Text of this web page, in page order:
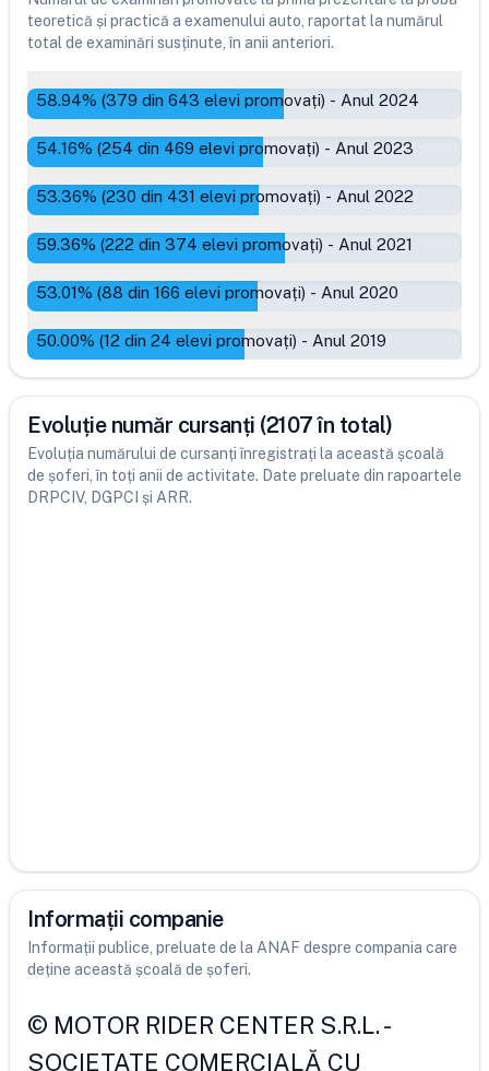
teoretică și practică a examenului auto, raportat la numărul
total de examinări susținute, în anii anteriori.
58.94% (379 din 643 elevi promovați) - Anul 2024
54.16% (254 din 469 elevi promovați) - Anul 2023
53.36% (230 din 431 elevi promovați) - Anul 2022
59.36% (222 din 374 elevi promovați) - Anul 2021
53.01% (88 din 166 elevi promovați) - Anul 2020
50.00% (12 din 24 elevi promovați) - Anul 2019
Evoluție număr cursanți (2107 în total)
Evoluția numărului de cursanți înregistrați la această școală
de șoferi, în toți anii de activitate. Date preluate din rapoartele
DRPCIV, DGPCI și ARR.
Informații companie
Informații publice, preluate de la ANAF despre compania care
deține această școală de șoferi.
© MOTOR RIDER CENTER S.R.L.-
SOCIETATE COMERCIALĂ CU